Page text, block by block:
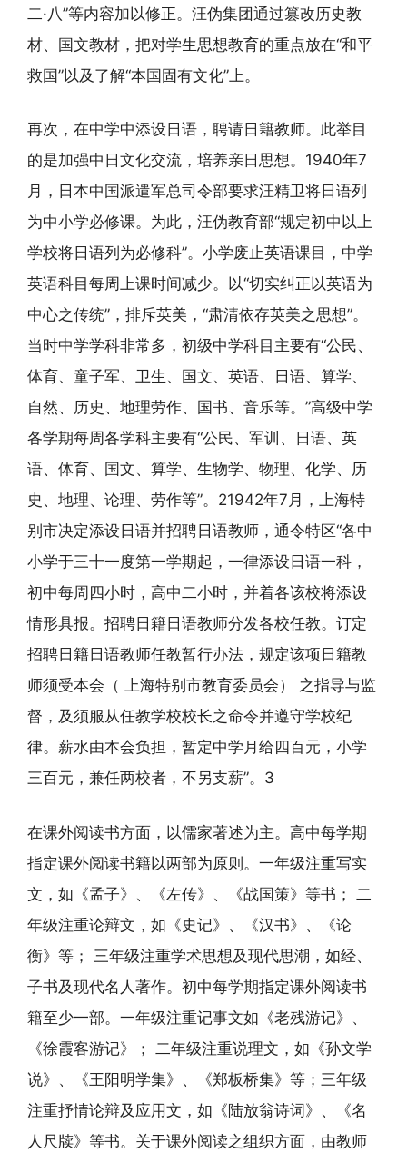
二·八”等内容加以修正。汪伪集团通过篡改历史教
材、国文教材，把对学生思想教育的重点放在“和平
救国”以及了解“本国固有文化”上。
再次，在中学中添设日语，聘请日籍教师。此举目
的是加强中日文化交流，培养亲日思想。1940年7
月，日本中国派遣军总司令部要求汪精卫将日语列
为中小学必修课。为此，汪伪教育部“规定初中以上
学校将日语列为必修科”。小学废止英语课目，中学
英语科目每周上课时间减少。以“切实纠正以英语为
中心之传统”，排斥英美，“肃清依存英美之思想”。
当时中学学科非常多，初级中学科目主要有“公民、
体育、童子军、卫生、国文、英语、日语、算学、
自然、历史、地理劳作、国书、音乐等。”高级中学
各学期每周各学科主要有“公民、军训、日语、英
语、体育、国文、算学、生物学、物理、化学、历
史、地理、论理、劳作等”。21942年7月，上海特
别市决定添设日语并招聘日语教师，通令特区“各中
小学于三十一度第一学期起，一律添设日语一科，
初中每周四小时，高中二小时，并着各该校将添设
情形具报。招聘日籍日语教师分发各校任教。订定
招聘日籍日语教师任教暂行办法，规定该项日籍教
师须受本会（ 上海特别市教育委员会） 之指导与监
督，及须服从任教学校校长之命令并遵守学校纪
律。薪水由本会负担，暂定中学月给四百元，小学
三百元，兼任两校者，不另支薪”。3
在课外阅读书方面，以儒家著述为主。高中每学期
指定课外阅读书籍以两部为原则。一年级注重写实
文，如《孟子》、《左传》、《战国策》等书； 二
年级注重论辩文，如《史记》、《汉书》、《论
衡》等； 三年级注重学术思想及现代思潮，如经、
子书及现代名人著作。初中每学期指定课外阅读书
籍至少一部。一年级注重记事文如《老残游记》、
《徐霞客游记》； 二年级注重说理文，如《孙文学
说》、《王阳明学集》、《郑板桥集》等；三年级
注重抒情论辩及应用文，如《陆放翁诗词》、《名
人尺牍》等书。关于课外阅读之组织方面，由教师